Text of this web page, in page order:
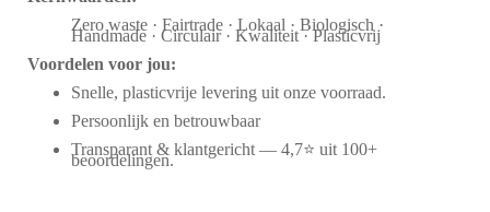
Zero waste · Fairtrade · Lokaal · Biologisch ·
Handmade · Circulair · Kwaliteit · Plasticvrij
Voordelen voor jou:
Snelle, plasticvrije levering uit onze voorraad.
Persoonlijk en betrouwbaar
Transparant & klantgericht — 4,7⭐ uit 100+
beoordelingen.